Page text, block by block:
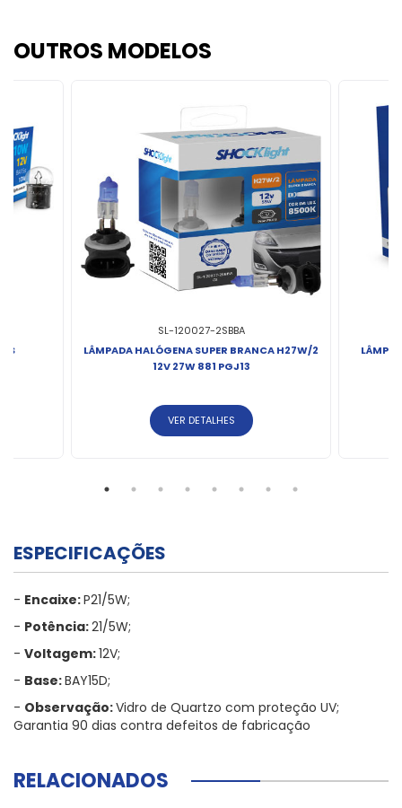
OUTROS MODELOS
SL-120027-2SBBA
LÂMPADA HALÓGENA SUPER BRANCA H27W/2
12V 27W 881 PGJ13
VER DETALHES
ESPECIFICAÇÕES
- Encaixe:P21/5W;
- Potência:21/5W;
- Voltagem:12V;
- Base:BAY15D;
- Observação:Vidro de Quartzo com proteção UV;
Garantia 90 dias contra defeitos de fabricação
RELACIONADOS